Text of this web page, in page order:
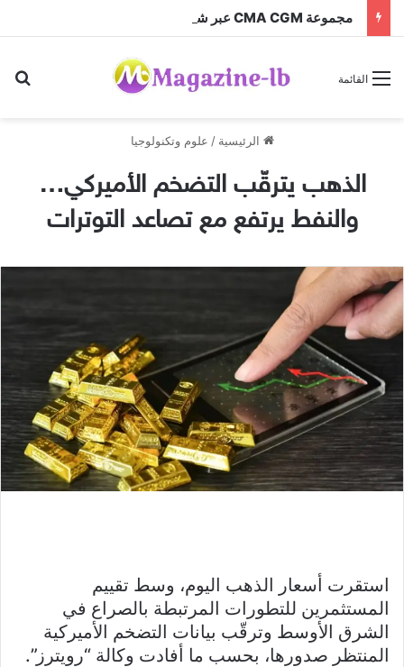
القائمة
الرئيسية / علوم وتكنولوجيا
الذهب يترقّب التضخم الأميركي…
والنفط يرتفع مع تصاعد التوترات
استقرت أسعار الذهب اليوم، وسط تقييم
المستثمرين للتطورات المرتبطة بالصراع في
الشرق الأوسط وترقّب بيانات التضخم الأميركية
المنتظر صدورها، بحسب ما أفادت وكالة “رويترز”.